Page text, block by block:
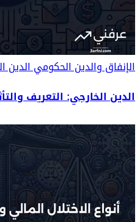
الإنفاق والدين الحكوميالدين
الدين الخارجي: التعريف